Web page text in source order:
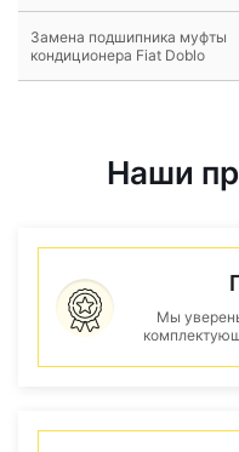
Замена подшипника муфты
кондиционера Fiat Doblo
Наши
Мы